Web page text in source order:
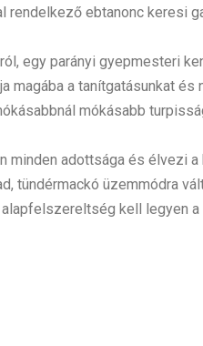
ebtanonc keresi
egy parányi gyepmesteri
a tanítgatásunkat és
mókásabb
minden adottsága és élvezi
tündérmackó üzemmódra
kell legyen